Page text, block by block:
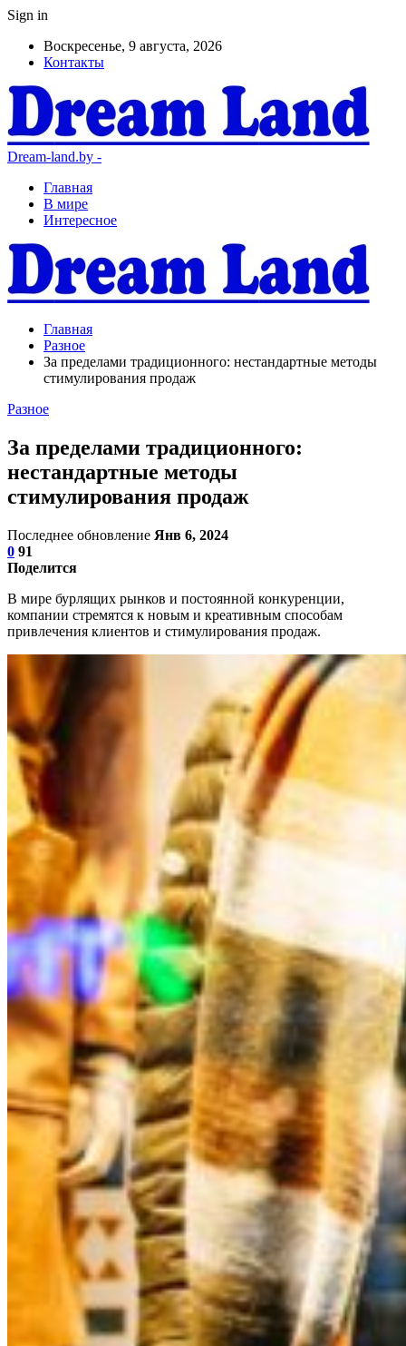
Sign in
Воскресенье, 9 августа, 2026
Контакты
Dream-land.by -
Главная
В мире
Интересное
Главная
Разное
За пределами традиционного: нестандартные методы
стимулирования продаж
Разное
За пределами традиционного:
нестандартные методы
стимулирования продаж
Последнее обновление Янв 6, 2024
0 91
Поделится
В мире бурлящих рынков и постоянной конкуренции,
компании стремятся к новым и креативным способам
привлечения клиентов и стимулирования продаж.